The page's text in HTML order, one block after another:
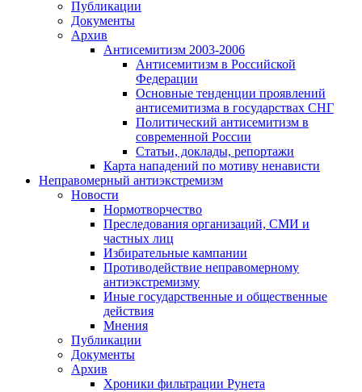
Публикации
Документы
Архив
Антисемитизм 2003-2006
Антисемитизм в Российской
Федерации
Основные тенденции проявлений
антисемитизма в государствах СНГ
Политический антисемитизм в
современной России
Статьи, доклады, репортажи
Карта нападений по мотиву ненависти
Неправомерный антиэкстремизм
Новости
Нормотворчество
Преследования организаций, СМИ и
частных лиц
Избирательные кампании
Противодействие неправомерному
антиэкстремизму
Иные государственные и общественные
действия
Мнения
Публикации
Документы
Архив
Хроники фильтрации Рунета